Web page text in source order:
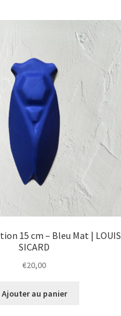
15 cm – Bleu Mat | LOUIS
SICARD
€20,00
Ajouter au panier